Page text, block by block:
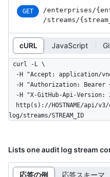
GET /enterprises /
/streams /{stream_
cURL JavaScript
curl -L \
log/streams/STREAM_ID
Lists one audit log stream
応答の例 応答スキーマ